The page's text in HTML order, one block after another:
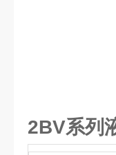
2BV系列